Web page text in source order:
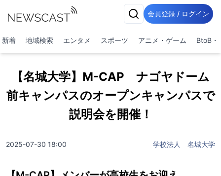
会員登録 / ログイン
新着 地域検索 エンタメ スポーツ アニメ・ゲーム BtoB・
【名城大学】M-CAP ナゴヤドーム
前キャンパスのオープンキャンパスで
説明会を開催！
2025-07-30 18:00 学校法人 名城大学